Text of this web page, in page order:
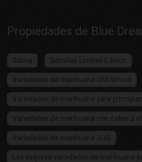
Propiedades de Blue
Sativa Semillas Limited Edition
Variedades de marihuana Old-School
Variedades de marihuana para
Variedades de marihuana con sabor a
Variedades de marihuana SOG
Las mejores variedades de marihuana